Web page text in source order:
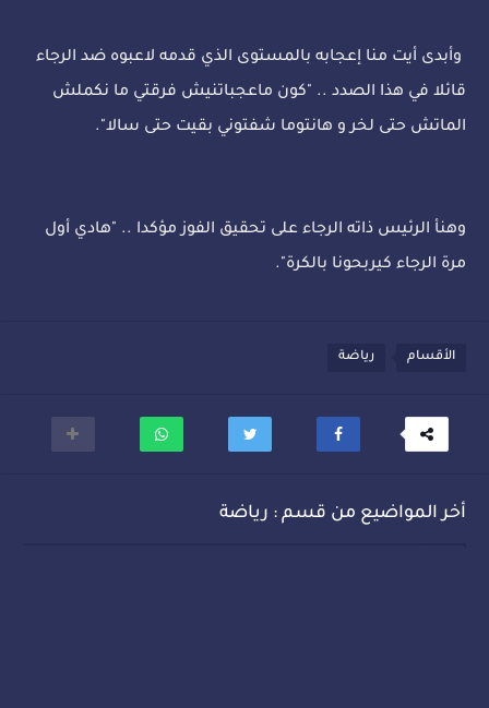
وأبدى أيت منا إعجابه بالمستوى الذي قدمه لاعبوه ضد الرجاء
قائلا في هذا الصدد .. "كون ماعجباتنيش فرقتي ما نكملش
الماتش حتى لخر و هانتوما شفتوني بقيت حتى سالا".
وهنأ الرئيس ذاته الرجاء على تحقيق الفوز مؤكدا .. "هادي أول
مرة الرجاء كيربحونا بالكرة".
الأقسام رياضة
أخر المواضيع من قسم : رياضة